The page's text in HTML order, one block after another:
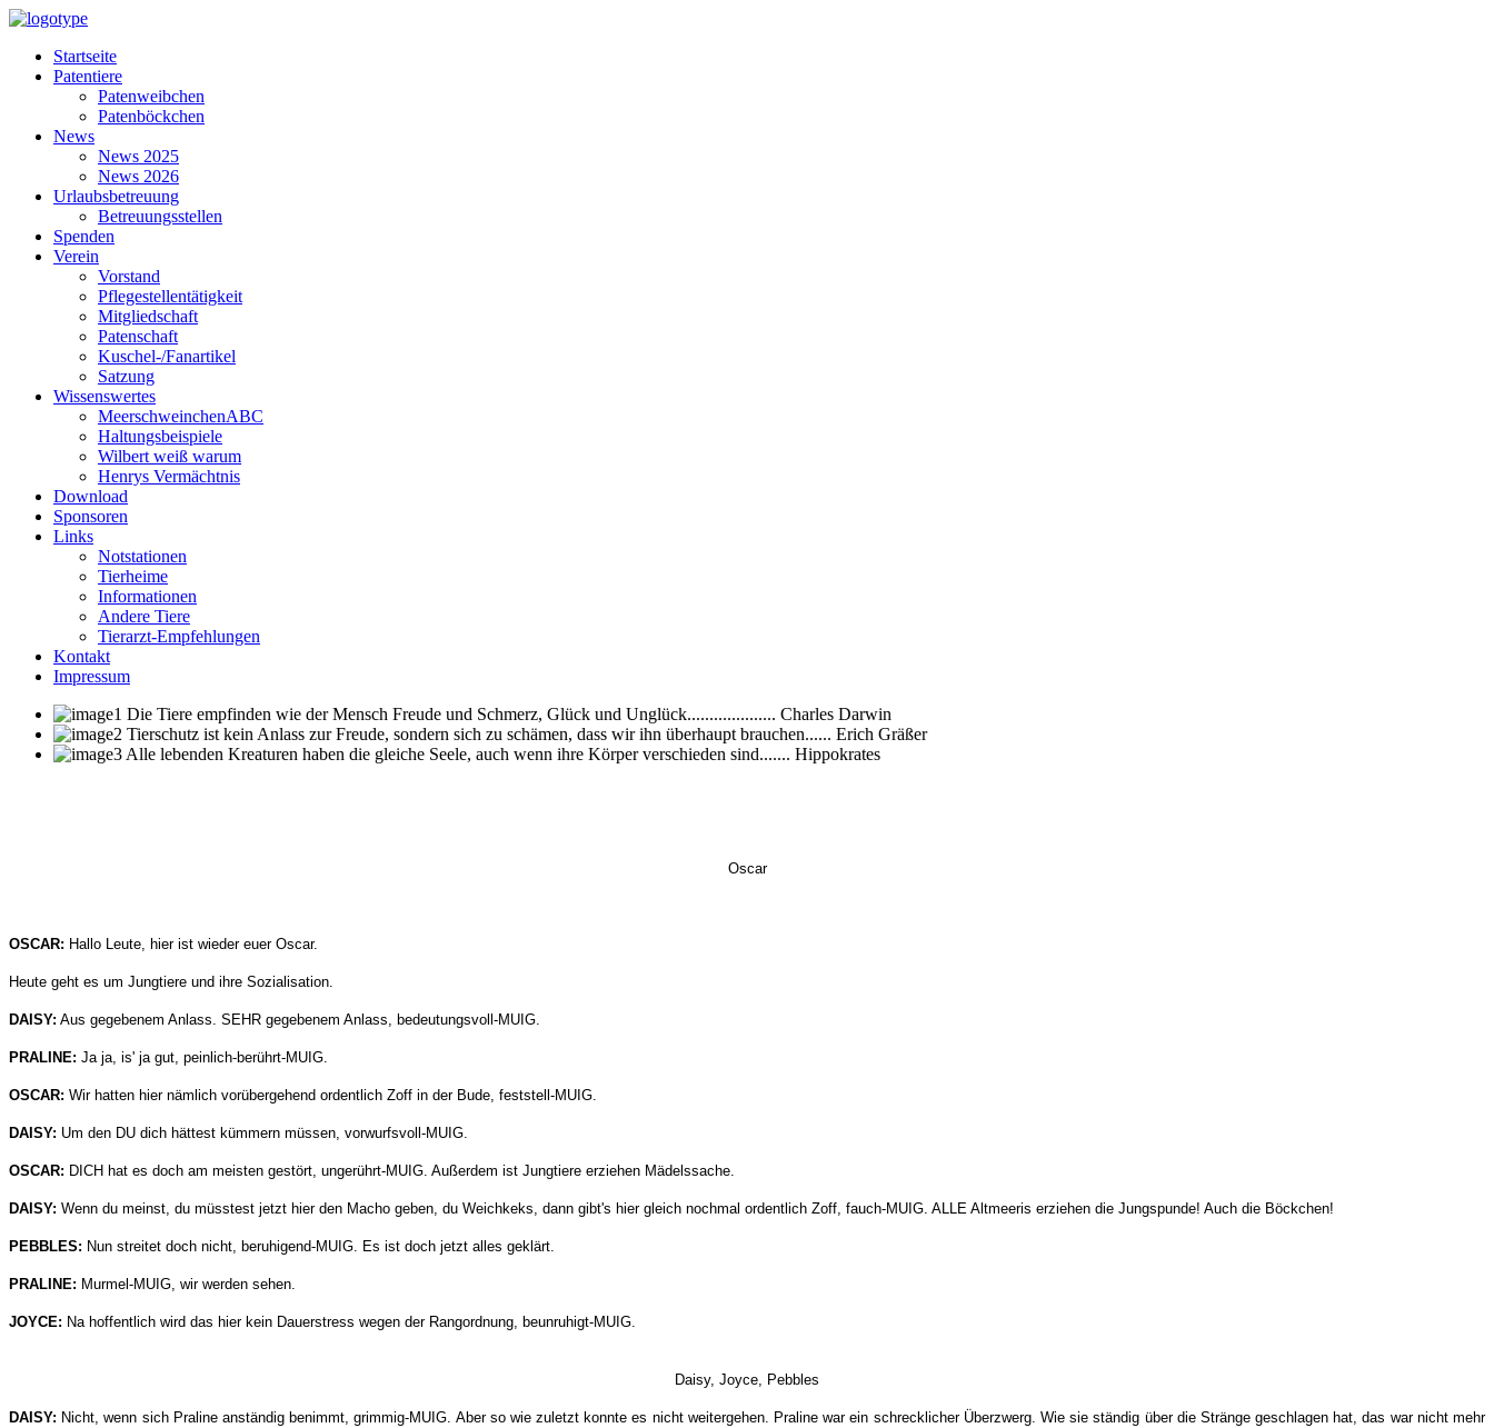
Startseite
Patentiere
Patenweibchen
Patenböckchen
News
News 2025
News 2026
Urlaubsbetreuung
Betreuungsstellen
Spenden
Verein
Vorstand
Pflegestellentätigkeit
Mitgliedschaft
Patenschaft
Kuschel-/Fanartikel
Satzung
Wissenswertes
MeerschweinchenABC
Haltungsbeispiele
Wilbert weiß warum
Henrys Vermächtnis
Download
Sponsoren
Links
Notstationen
Tierheime
Informationen
Andere Tiere
Tierarzt-Empfehlungen
Kontakt
Impressum
Die Tiere empfinden wie der Mensch Freude und Schmerz, Glück und Unglück.................... Charles Darwin
Tierschutz ist kein Anlass zur Freude, sondern sich zu schämen, dass wir ihn überhaupt brauchen...... Erich Gräßer
Alle lebenden Kreaturen haben die gleiche Seele, auch wenn ihre Körper verschieden sind....... Hippokrates
Oscar
OSCAR: Hallo Leute, hier ist wieder euer Oscar.
Heute geht es um Jungtiere und ihre Sozialisation.
DAISY: Aus gegebenem Anlass. SEHR gegebenem Anlass, bedeutungsvoll-MUIG.
PRALINE: Ja ja, is' ja gut, peinlich-berührt-MUIG.
OSCAR: Wir hatten hier nämlich vorübergehend ordentlich Zoff in der Bude, feststell-MUIG.
DAISY: Um den DU dich hättest kümmern müssen, vorwurfsvoll-MUIG.
OSCAR: DICH hat es doch am meisten gestört, ungerührt-MUIG. Außerdem ist Jungtiere erziehen Mädelssache.
DAISY: Wenn du meinst, du müsstest jetzt hier den Macho geben, du Weichkeks, dann gibt's hier gleich nochmal ordentlich Zoff, fauch-MUIG. ALLE Altmeeris erziehen die Jungspunde! Auch die Böckchen!
PEBBLES: Nun streitet doch nicht, beruhigend-MUIG. Es ist doch jetzt alles geklärt.
PRALINE: Murmel-MUIG, wir werden sehen.
JOYCE: Na hoffentlich wird das hier kein Dauerstress wegen der Rangordnung, beunruhigt-MUIG.
Daisy, Joyce, Pebbles
DAISY: Nicht, wenn sich Praline anständig benimmt, grimmig-MUIG. Aber so wie zuletzt konnte es nicht weitergehen. Praline war ein schrecklicher Überzwerg. Wie sie ständig über die Stränge geschlagen hat, das war nicht mehr